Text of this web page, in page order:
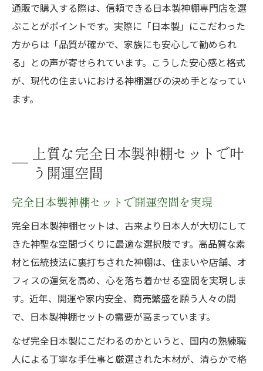
通販で購入する際は、信頼できる日本製神棚専門店を選
ぶことがポイントです。実際に「日本製」にこだわった
方からは「品質が確かで、家族にも安心して勧められ
る」との声が寄せられています。こうした安心感と格式
が、現代の住まいにおける神棚選びの決め手となってい
ます。
上質な完全日本製神棚セットで叶
う開運空間
完全日本製神棚セットで開運空間を実現
完全日本製神棚セットは、古来より日本人が大切にして
きた神聖な空間づくりに最適な選択肢です。高品質な素
材と伝統技法に裏打ちされた神棚は、住まいや店舗、オ
フィスの運気を高め、心を落ち着かせる空間を実現しま
す。近年、開運や家内安全、商売繁盛を願う人々の間
で、日本製神棚セットの需要が高まっています。
なぜ完全日本製にこだわるのかというと、国内の熟練職
人による丁寧な手仕事と厳選された木材が、清らかで格